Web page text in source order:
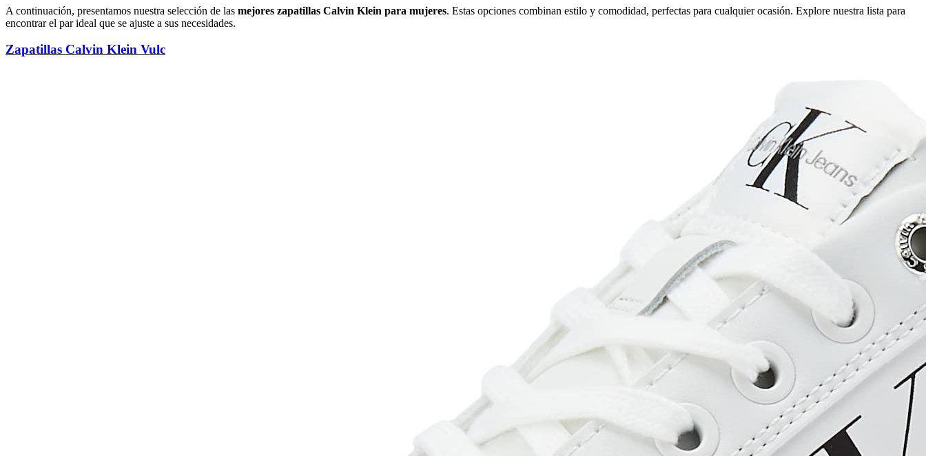
A continuación, presentamos nuestra selección de las mejores zapatillas Calvin Klein para mujeres. Estas opciones combinan estilo y comodidad, perfectas para cualquier ocasión. Explore nuestra lista para
encontrar el par ideal que se ajuste a sus necesidades.
Zapatillas Calvin Klein Vulc